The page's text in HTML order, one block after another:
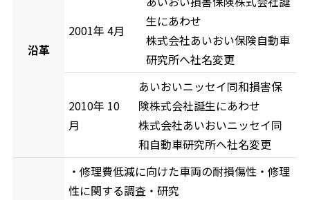
沿革
2001年 4月
生にあわせ
株式会社あいおい保険自動車
研究所へ社名変更
2010年 10
月
あいおいニッセイ同和損害保
険株式会社誕生にあわせ
株式会社あいおいニッセイ同
和自動車研究所へ社名変更
・修理費低減に向けた車両の耐損傷性・修理
性に関する調査・研究